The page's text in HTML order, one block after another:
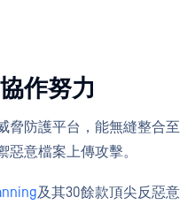
作努力
脅防護平台，能無縫整合至
惡意檔案上傳攻擊。
及其30餘款頂尖反惡意